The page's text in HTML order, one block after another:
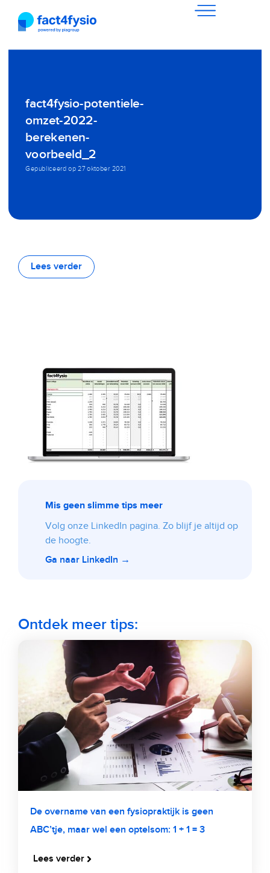
fact4fysio-potentiele-
omzet-2022-
berekenen-
voorbeeld_2
Gepubliceerd op 27 oktober 2021
Lees verder
Mis geen slimme tips meer
Volg onze LinkedIn pagina. Zo blijf je altijd op
de hoogte.
Ga naar LinkedIn →
Ontdek meer tips:
De overname van een fysiopraktijk is geen
ABC’tje, maar wel een optelsom: 1 + 1 = 3
Lees verder